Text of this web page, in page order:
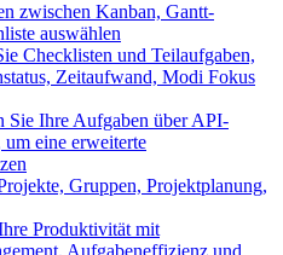
zwischen Kanban, Gantt-
auswählen
Checklisten und Teilaufgaben,
Zeitaufwand, Modi Fokus
Sie Ihre Aufgaben über API-
eine erweiterte
Gruppen, Projektplanung,
Produktivität mit
Aufgabeneffizienz und